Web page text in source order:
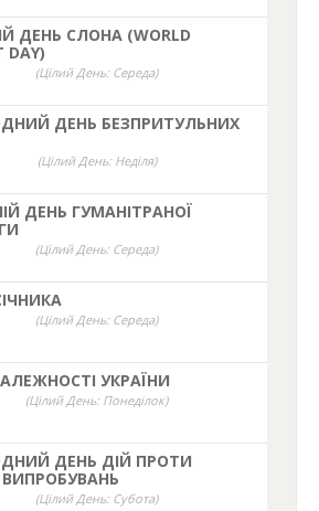
ДЕНЬ СЛОНА (WORLD
DAY)
(Цілий День: Середа)
ДЕНЬ БЕЗПРИТУЛЬНИХ
(Цілий День: Неділя)
ДЕНЬ ГУМАНІТРАНОЇ
(Цілий День: Середа)
(Цілий День: Середа)
УКРАЇНИ
(Цілий День: Понеділок)
ДЕНЬ ДІЙ ПРОТИ
(Цілий День: Субота)